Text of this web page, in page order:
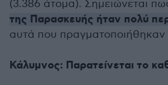
(3.386 άτομα). Σημειώνεται
της Παρασκευής ήταν πολύ
αυτά που πραγματοποιήθηκαν
Κάλυμνος: Παρατείνεται το